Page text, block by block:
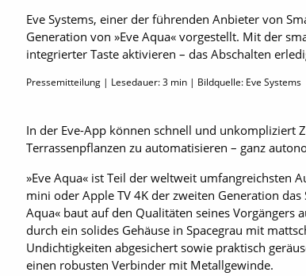
Eve Systems, einer der führenden Anbieter von
Generation von »Eve Aqua« vorgestellt. Mit der
integrierter Taste aktivieren – das Abschalten
Pressemitteilung | Lesedauer:3 min | Bildquelle: Eve Systems
In der Eve-App können schnell und unkompliziert
Terrassenpflanzen zu automatisieren – ganz
»Eve Aqua« ist Teil der weltweit umfangreichsten
mini oder Apple TV 4K der zweiten Generation
Aqua« baut auf den Qualitäten seines Vorgängers
durch ein solides Gehäuse in Spacegrau mit
Undichtigkeiten abgesichert sowie praktisch
einen robusten Verbinder mit Metallgewinde.